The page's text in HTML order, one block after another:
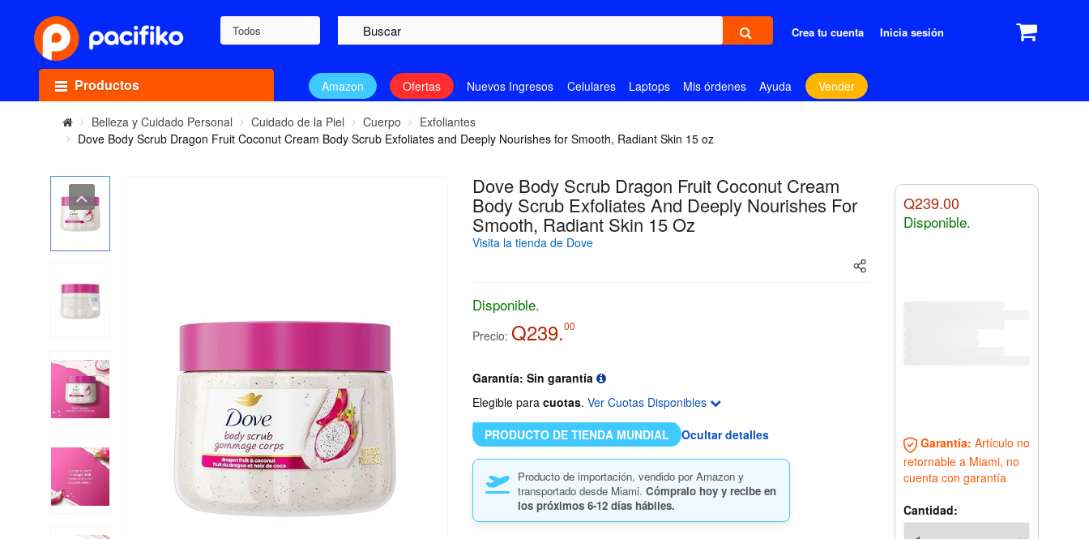
Todos Crea tu cuenta Inicia sesión
Productos Amazon Ofertas Nuevos Ingresos Celulares Laptops Mis órdenes Ayuda Vender
Belleza y Cuidado Personal Cuidado de la Piel Cuerpo
Exfoliantes
Dove Body Scrub Dragon Fruit Coconut Cream Body Scrub Exfoliates and Deeply Nourishes for Smooth, Radiant Skin 15 oz
Dove Body Scrub Dragon Fruit Coconut Cream
Body Scrub Exfoliates And Deeply Nourishes For
Smooth, Radiant Skin 15 Oz
Visita la tienda de Dove
Disponible.
Precio: Q239.00
Garantía: Sin garantía
Elegible para cuotas. Ver Cuotas Disponibles
PRODUCTO DE TIENDA MUNDIAL
Ocultar detalles
Producto de importación, vendido por Amazon y
transportado desde Miami. Cómpralo hoy y recibe en
los próximos 6-12 días hábiles.
Q239.00
Disponible.
Garantía: Artículo no
retornable a Miami, no
cuenta con garantía
Cantidad: